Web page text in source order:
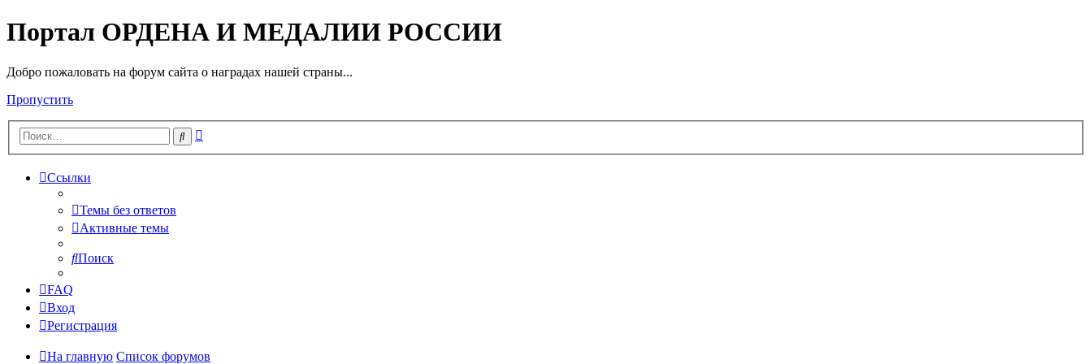
Портал ОРДЕНА И МЕДАЛИИ РОССИИ
Добро пожаловать на форум сайта о наградах нашей страны...
Пропустить
Поиск
Ссылки
Темы без ответов
Активные темы
Поиск
FAQ
Вход
Регистрация
На главную Список форумов